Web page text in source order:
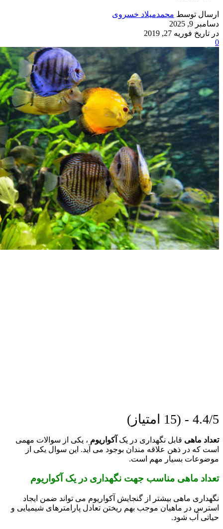
ارسال توسط محمدمیلاد خسروی
دسامبر 9, 2025
در تاریخ فوریه 27, 2019
0
4.4/5 - (15 امتیاز)
تعداد ماهی قابل نگهداری در یک آکواریوم ، یکی از سوالات مهمی
است که در ذهن علاقه مندان بوجود می آید. این سوال یکی از
موضوعات بسیار مهم است.
تعداد ماهی مناسب جهت نگهداری در یک آکواریوم
نگهداری ماهی بیشتر از گنجایش آکواریوم می تواند ضمن ایجاد
استرس در ماهیان موجب بهم ریختن تعادل پارامترهای شیمیایی و
حیاتی آب شود.